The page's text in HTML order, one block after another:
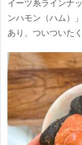
ンハモン（ハム）
あり、ついついた